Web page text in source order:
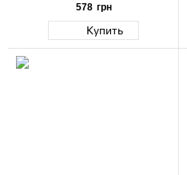
578 грн
Купить